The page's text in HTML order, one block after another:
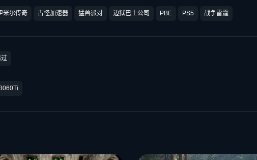
米尔传奇 古怪加速器 猛兽派对 边狱巴士公司 PBE PS5 战争雷霆
过